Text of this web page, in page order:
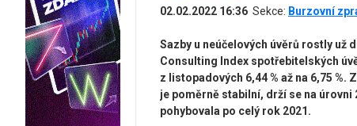
02.02.2022 16:36 Sekce: Burzovní
Sazby u neúčelových úvěrů rostly už
Consulting Index spotřebitelských
z listopadových 6,44 % až na 6,75
je poměrně stabilní, drží se na úrovni
pohybovala po celý rok 2021.